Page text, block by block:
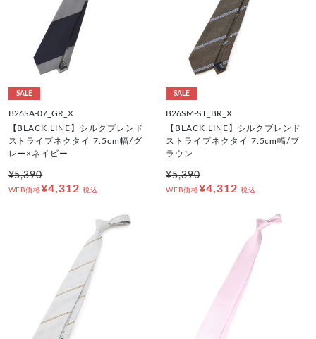
SALE
B26SA-07_GR_X
【BLACK LINE】シルクブレンド
ストライプネクタイ 7.5cm幅/グ
レー×ネイビー
¥5,390
WEB価格¥4,312 税込
SALE
B26SM-ST_BR_X
【BLACK LINE】シルクブレンド
ストライプネクタイ 7.5cm幅/ブ
ラウン
¥5,390
WEB価格¥4,312 税込